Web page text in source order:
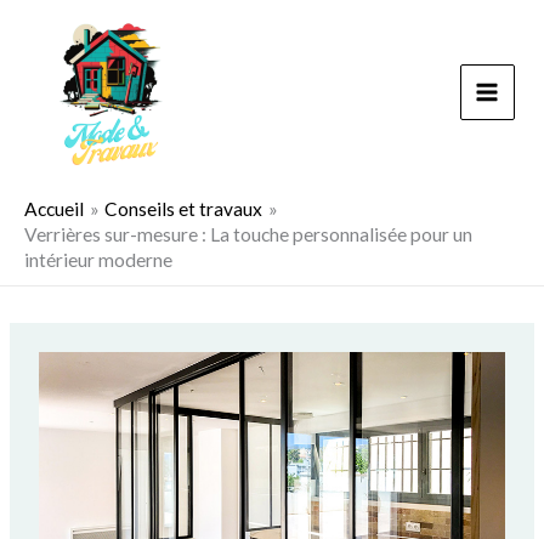
Accueil
Conseils et travaux
Verrières sur-mesure : La touche personnalisée pour un
intérieur moderne